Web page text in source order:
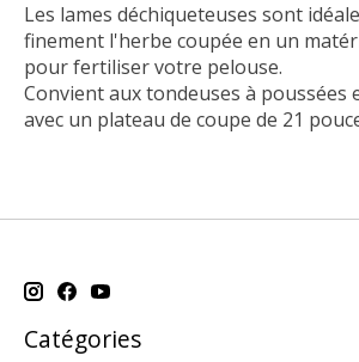
Les lames déchiqueteuses sont
finement l'herbe coupée en un
pour fertiliser votre pelouse.
Convient aux tondeuses à poussées
avec un plateau de coupe de 21
Catégories